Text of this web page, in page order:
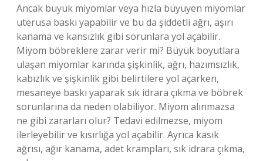
Ancak büyük miyomlar veya hızla büyüyen miyomlar
uterusa baskı yapabilir ve bu da şiddetli ağrı, aşırı
kanama ve kansızlık gibi sorunlara yol açabilir.
Miyom böbreklere zarar verir mi? Büyük boyutlara
ulaşan miyomlar karında şişkinlik, ağrı, hazımsızlık,
kabızlık ve şişkinlik gibi belirtilere yol açarken,
mesaneye baskı yaparak sık idrara çıkma ve böbrek
sorunlarına da neden olabiliyor. Miyom alınmazsa
ne gibi zararları olur? Tedavi edilmezse, miyom
ilerleyebilir ve kısırlığa yol açabilir. Ayrıca kasık
ağrısı, ağır kanama, adet krampları, sık idrara çıkma,